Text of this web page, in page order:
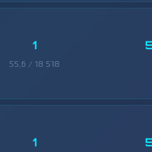
1
55,6 / 18 518
1